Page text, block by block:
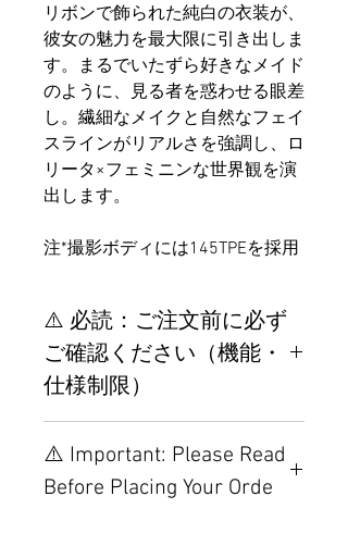
リボンで飾られた純白の衣装が、
彼女の魅力を最大限に引き出しま
す。まるでいたずら好きなメイド
のように、見る者を惑わせる眼差
し。繊細なメイクと自然なフェイ
スラインがリアルさを強調し、ロ
リータ×フェミニンな世界観を演
出します。
注*撮影ボディには145TPEを採用
⚠️ 必読：ご注文前に必ず
ご確認ください（機能・
仕様制限）
置制限について
その他の配置はTPEに関連し
⚠️ Important: Please Read
Before Placing Your Orde